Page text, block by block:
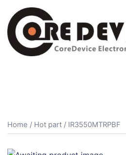
Home / Hot part / IR3550MTRPBF